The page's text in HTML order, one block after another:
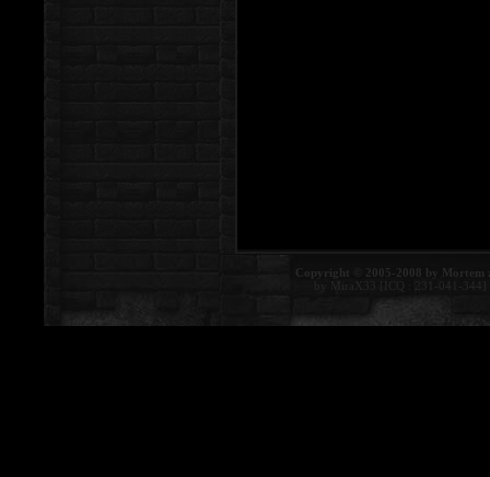
Copyright © 2005-2008 by Mortem
by MiraX33 [ICQ : 231-041-344]